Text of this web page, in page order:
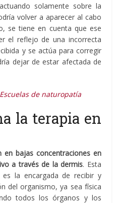
solamente sobre la
volver a aparecer al cabo
se tiene en cuenta que ese
el reflejo de una incorrecta
y se actúa para corregir
dejar de estar afectada de
Escuelas de naturopatía
la terapia en
en bajas concentraciones en
a través de la dermis. Esta
la encargada de recibir y
del organismo, ya sea física
todos los órganos y los